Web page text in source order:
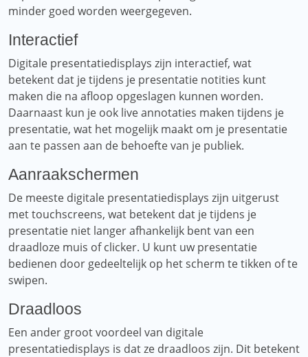
minder goed worden weergegeven.
Interactief
Digitale presentatiedisplays zijn interactief, wat
betekent dat je tijdens je presentatie notities kunt
maken die na afloop opgeslagen kunnen worden.
Daarnaast kun je ook live annotaties maken tijdens je
presentatie, wat het mogelijk maakt om je presentatie
aan te passen aan de behoefte van je publiek.
Aanraakschermen
De meeste digitale presentatiedisplays zijn uitgerust
met touchscreens, wat betekent dat je tijdens je
presentatie niet langer afhankelijk bent van een
draadloze muis of clicker. U kunt uw presentatie
bedienen door gedeeltelijk op het scherm te tikken of te
swipen.
Draadloos
Een ander groot voordeel van digitale
presentatiedisplays is dat ze draadloos zijn. Dit betekent